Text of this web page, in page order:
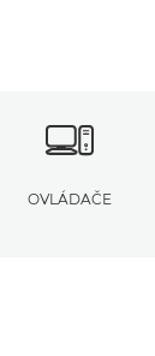
OVLÁDAČE